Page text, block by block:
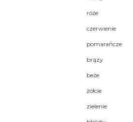
róże
czerwienie
pomarańcze
brązy
beże
żółcie
zielenie